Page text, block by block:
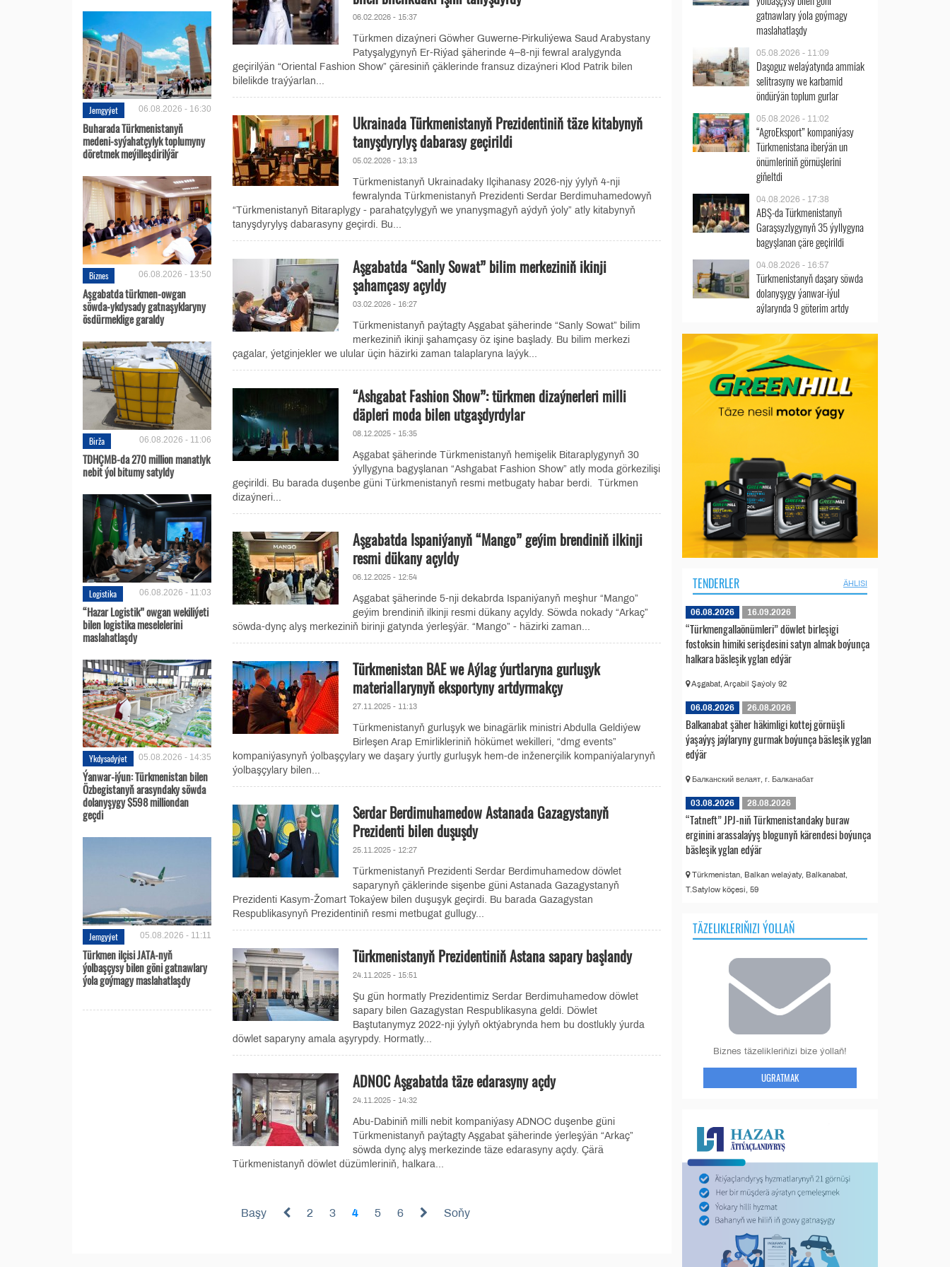
Jemgyýet 06.08.2026 - 16:30
Buharada Türkmenistanyň
medeni-syýahatçylyk toplumyny
döretmek meýilleşdirilýär
Biznes 06.08.2026 - 13:50
Aşgabatda türkmen-owgan
söwda-ykdysady gatnaşyklaryny
ösdürmeklige garaldy
Birža 06.08.2026 - 11:06
TDHÇMB-da 270 million manatlyk
nebit ýol bitumy satyldy
Logistika 06.08.2026 - 11:03
“Hazar Logistik” owgan wekiliýeti
bilen logistika meselelerini
maslahatlaşdy
Ykdysadyýet 05.08.2026 - 14:35
Ýanwar-iýun: Türkmenistan bilen
Özbegistanyň arasyndaky söwda
dolanyşygy $598 milliondan
geçdi
Jemgyýet 05.08.2026 - 11:11
Türkmen ilçisi JATA-nyň
ýolbaşçysy bilen göni gatnawlary
ýola goýmagy maslahatlaşdy
06.02.2026 - 15:37
Türkmen dizaýneri Göwher Guwerne-Pirkuliýewa Saud Arabystany
Patyşalygynyň Er-Riýad şäherinde 4–8-nji fewral aralygynda
geçirilýän “Oriental Fashion Show” çäresiniň çäklerinde fransuz dizaýneri Klod Patrik bilen
bilelikde traýýarlan...
Ukrainada Türkmenistanyň Prezidentiniň täze kitabynyň
tanyşdyrylyş dabarasy geçirildi
05.02.2026 - 13:13
Türkmenistanyň Ukrainadaky Ilçihanasy 2026-njy ýylyň 4-nji
fewralynda Türkmenistanyň Prezidenti Serdar Berdimuhamedowyň
“Türkmenistanyň Bitaraplygy - parahatçylygyň we ynanyşmagyň aýdyň ýoly” atly kitabynyň
tanyşdyrylyş dabarasyny geçirdi. Bu...
Aşgabatda “Sanly Sowat” bilim merkeziniň ikinji
şahamçasy açyldy
03.02.2026 - 16:27
Türkmenistanyň paýtagty Aşgabat şäherinde “Sanly Sowat” bilim
merkeziniň ikinji şahamçasy öz işine başlady. Bu bilim merkezi
çagalar, ýetginjekler we ulular üçin häzirki zaman talaplaryna laýyk...
“Ashgabat Fashion Show”: türkmen dizaýnerleri milli
däpleri moda bilen utgaşdyrdylar
08.12.2025 - 15:35
Aşgabat şäherinde Türkmenistanyň hemişelik Bitaraplygynyň 30
ýyllygyna bagyşlanan “Ashgabat Fashion Show” atly moda görkezilişi
geçirildi. Bu barada duşenbe güni Türkmenistanyň resmi metbugaty habar berdi. Türkmen
dizaýneri...
Aşgabatda Ispaniýanyň “Mango” geýim brendiniň ilkinji
resmi dükany açyldy
06.12.2025 - 12:54
Aşgabat şäherinde 5-nji dekabrda Ispaniýanyň meşhur “Mango”
geýim brendiniň ilkinji resmi dükany açyldy. Söwda nokady “Arkaç”
söwda-dynç alyş merkeziniň birinji gatynda ýerleşýär. “Mango” - häzirki zaman...
Türkmenistan BAE we Aýlag ýurtlaryna gurluşyk
materiallarynyň eksportyny artdyrmakçy
27.11.2025 - 11:13
Türkmenistanyň gurluşyk we binagärlik ministri Abdulla Geldiýew
Birleşen Arap Emirlikleriniň hökümet wekilleri, “dmg events”
kompaniýasynyň ýolbaşçylary we daşary ýurtly gurluşyk hem-de inženerçilik kompaniýalarynyň
ýolbaşçylary bilen...
Serdar Berdimuhamedow Astanada Gazagystanyň
Prezidenti bilen duşuşdy
25.11.2025 - 12:27
Türkmenistanyň Prezidenti Serdar Berdimuhamedow döwlet
saparynyň çäklerinde sişenbe güni Astanada Gazagystanyň
Prezidenti Kasym-Žomart Tokaýew bilen duşuşyk geçirdi. Bu barada Gazagystan
Respublikasynyň Prezidentiniň resmi metbugat gullugy...
Türkmenistanyň Prezidentiniň Astana sapary başlandy
24.11.2025 - 15:51
Şu gün hormatly Prezidentimiz Serdar Berdimuhamedow döwlet
sapary bilen Gazagystan Respublikasyna geldi. Döwlet
Baştutanymyz 2022-nji ýylyň oktýabrynda hem bu dostlukly ýurda
döwlet saparyny amala aşyrypdy. Hormatly...
ADNOC Aşgabatda täze edarasyny açdy
24.11.2025 - 14:32
Abu-Dabiniň milli nebit kompaniýasy ADNOC duşenbe güni
Türkmenistanyň paýtagty Aşgabat şäherinde ýerleşýän “Arkaç”
söwda dynç alyş merkezinde täze edarasyny açdy. Çärä
Türkmenistanyň döwlet düzümleriniň, halkara...
Başy 2 3 4 5 6 Soňy
gatnawlary ýola goýmagy
maslahatlaşdy
05.08.2026 - 11:09
Daşoguz welaýatynda ammiak
selitrasyny we karbamid
öndürýän toplum gurlar
05.08.2026 - 11:02
“AgroEksport” kompaniýasy
Türkmenistana iberýän un
önümleriniň görnüşlerini
giňeltdi
04.08.2026 - 17:38
ABŞ-da Türkmenistanyň
Garaşsyzlygynyň 35 ýyllygyna
bagyşlanan çäre geçirildi
04.08.2026 - 16:57
Türkmenistanyň daşary söwda
dolanyşygy ýanwar-iýul
aýlarynda 9 göterim artdy
TENDERLER ÄHLISI
06.08.2026 16.09.2026
“Türkmengallaönümleri” döwlet birleşigi
fostoksin himiki serişdesini satyn almak boýunça
halkara bäsleşik yglan edýär
Aşgabat, Arçabil Şaýoly 92
06.08.2026 26.08.2026
Balkanabat şäher häkimligi kottej görnüşli
ýaşaýyş jaýlaryny gurmak boýunça bäsleşik yglan
edýär
Балканский велаят, г. Балканабат
03.08.2026 28.08.2026
“Tatneft” JPJ-niň Türkmenistandaky buraw
erginini arassalaýyş blogunyň kärendesi boýunça
bäsleşik yglan edýär
Türkmenistan, Balkan welaýaty, Balkanabat,
T.Satylow köçesi, 59
TÄZELIKLERIŇIZI ÝOLLAŇ
Biznes täzelikleriňizi bize ýollaň!
UGRATMAK